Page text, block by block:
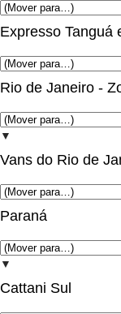
Expresso Tanguá
Rio de Janeiro -
▼
Vans do Rio de
Paraná
▼
Cattani Sul